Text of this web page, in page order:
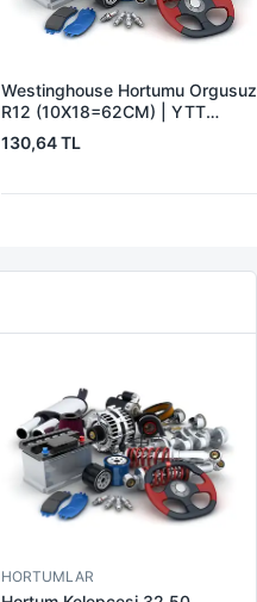
Westinghouse Hortumu Orgusuz
R12 (10X18=62CM) | YTT
Y50123 | OEM 7700575128
130,64 TL
HORTUMLAR